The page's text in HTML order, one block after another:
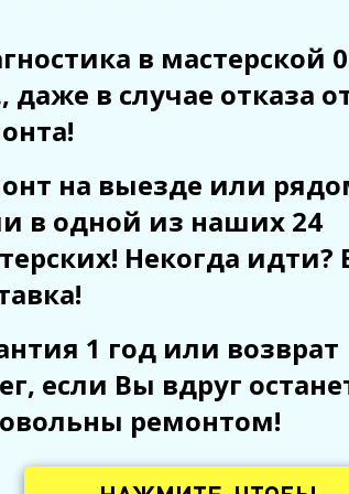
в мастерской 0
даже в случае отказа
на выезде или
в одной из наших 24
Некогда идти?
1 год или возврат
если Вы вдруг
ремонтом!